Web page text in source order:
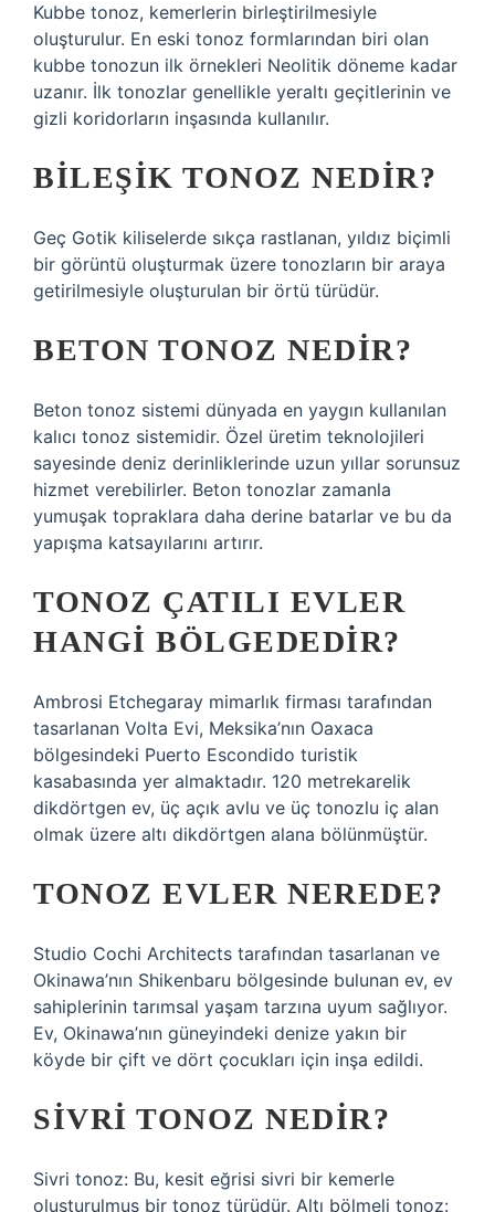
Kubbe tonoz, kemerlerin birleştirilmesiyle
oluşturulur. En eski tonoz formlarından biri olan
kubbe tonozun ilk örnekleri Neolitik döneme kadar
uzanır. İlk tonozlar genellikle yeraltı geçitlerinin ve
gizli koridorların inşasında kullanılır.
BILEŞIK TONOZ NEDIR?
Geç Gotik kiliselerde sıkça rastlanan, yıldız biçimli
bir görüntü oluşturmak üzere tonozların bir araya
getirilmesiyle oluşturulan bir örtü türüdür.
BETON TONOZ NEDIR?
Beton tonoz sistemi dünyada en yaygın kullanılan
kalıcı tonoz sistemidir. Özel üretim teknolojileri
sayesinde deniz derinliklerinde uzun yıllar sorunsuz
hizmet verebilirler. Beton tonozlar zamanla
yumuşak topraklara daha derine batarlar ve bu da
yapışma katsayılarını artırır.
TONOZ ÇATILI EVLER
HANGI BÖLGEDEDIR?
Ambrosi Etchegaray mimarlık firması tarafından
tasarlanan Volta Evi, Meksika’nın Oaxaca
bölgesindeki Puerto Escondido turistik
kasabasında yer almaktadır. 120 metrekarelik
dikdörtgen ev, üç açık avlu ve üç tonozlu iç alan
olmak üzere altı dikdörtgen alana bölünmüştür.
TONOZ EVLER NEREDE?
Studio Cochi Architects tarafından tasarlanan ve
Okinawa’nın Shikenbaru bölgesinde bulunan ev, ev
sahiplerinin tarımsal yaşam tarzına uyum sağlıyor.
Ev, Okinawa’nın güneyindeki denize yakın bir
köyde bir çift ve dört çocukları için inşa edildi.
SIVRI TONOZ NEDIR?
Sivri tonoz: Bu, kesit eğrisi sivri bir kemerle
oluşturulmuş bir tonoz türüdür. Altı bölmeli tonoz: